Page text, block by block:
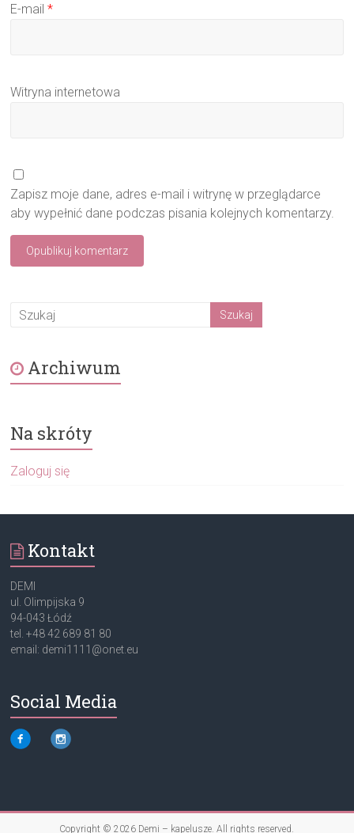
E-mail*
Witryna internetowa
Zapisz moje dane, adres e-mail i witrynę w przeglądarce
aby wypełnić dane podczas pisania kolejnych komentarzy.
Archiwum
Na skróty
Zaloguj się
Kontakt
DEMI
ul. Olimpijska 9
94-043 Łódź
tel. +48 42 689 81 80
email: demi1111@onet.eu
Social Media
Copyright © 2026 Demi – kapelusze. All rights reserved.